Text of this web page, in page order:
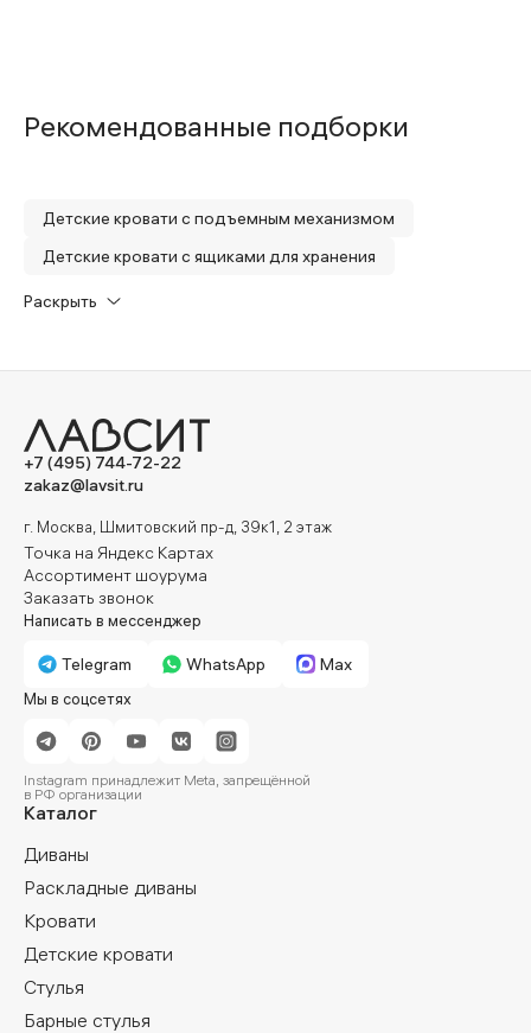
Рекомендованные подборки
Детские кровати с подъемным механизмом
Детские кровати с ящиками для хранения
Детские кровати с мягким изголовьем
Раскрыть
+7 (495) 744-72-22
zakaz@lavsit.ru
г. Москва, Шмитовский пр-д, 39к1, 2 этаж
Точка на Яндекс Картах
Ассортимент шоурума
Заказать звонок
Написать в мессенджер
Telegram WhatsApp Max
Мы в соцсетях
Instagram принадлежит Meta, запрещённой
в РФ организации
Каталог
Диваны
Раскладные диваны
Кровати
Детские кровати
Стулья
Барные стулья